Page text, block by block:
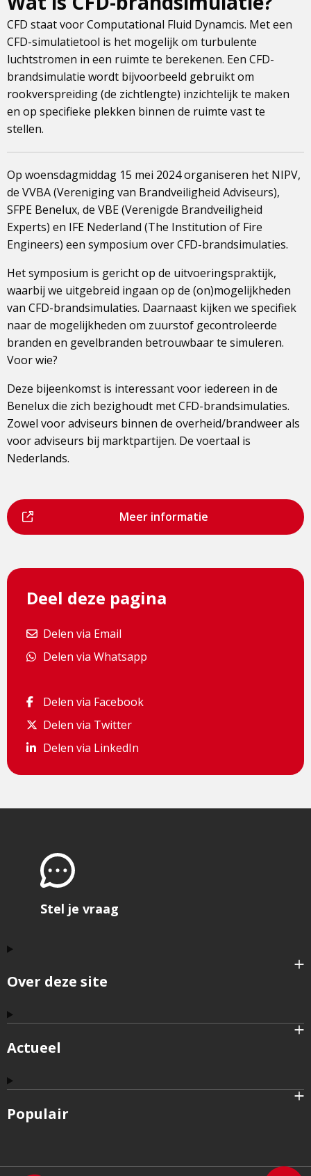
CFD staat voor Computational Fluid Dynamcis. Met een
CFD-simulatietool is het mogelijk om turbulente
luchtstromen in een ruimte te berekenen. Een CFD-
brandsimulatie wordt bijvoorbeeld gebruikt om
rookverspreiding (de zichtlengte) inzichtelijk te maken
en op specifieke plekken binnen de ruimte vast te
stellen.
Op woensdagmiddag 15 mei 2024 organiseren het NIPV,
de VVBA (Vereniging van Brandveiligheid Adviseurs),
SFPE Benelux, de VBE (Verenigde Brandveiligheid
Experts) en IFE Nederland (The Institution of Fire
Engineers) een symposium over CFD-brandsimulaties.
Het symposium is gericht op de uitvoeringspraktijk,
waarbij we uitgebreid ingaan op de (on)mogelijkheden
van CFD-brandsimulaties. Daarnaast kijken we specifiek
naar de mogelijkheden om zuurstof gecontroleerde
branden en gevelbranden betrouwbaar te simuleren.
Voor wie?
Deze bijeenkomst is interessant voor iedereen in de
Benelux die zich bezighoudt met CFD-brandsimulaties.
Zowel voor adviseurs binnen de overheid/brandweer als
voor adviseurs bij marktpartijen. De voertaal is
Nederlands.
is
externe
Meer informatie
Deel deze pagina
Delen via Email
Delen via Email
Delen via Whatsapp
Delen via Whatsapp
Delen via Facebook
Delen via Facebook
Delen via Twitter
Delen via Twitter
Delen via LinkedIn
Delen via LinkedIn
Over deze site
Actueel
Populair
Stel je vraag